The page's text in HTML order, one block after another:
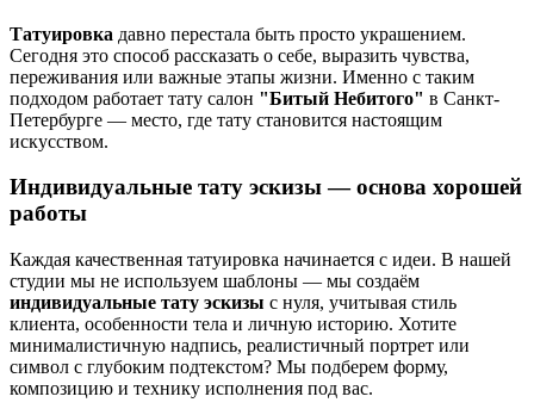
Татуировка давно перестала быть просто украшением.
Сегодня это способ рассказать о себе, выразить чувства,
переживания или важные этапы жизни. Именно с таким
подходом работает тату салон "Битый Небитого" в Санкт-
Петербурге — место, где тату становится настоящим
искусством.
Индивидуальные тату эскизы — основа хорошей
работы
Каждая качественная татуировка начинается с идеи. В нашей
студии мы не используем шаблоны — мы создаём
индивидуальные тату эскизы с нуля, учитывая стиль
клиента, особенности тела и личную историю. Хотите
минималистичную надпись, реалистичный портрет или
символ с глубоким подтекстом? Мы подберем форму,
композицию и технику исполнения под вас.